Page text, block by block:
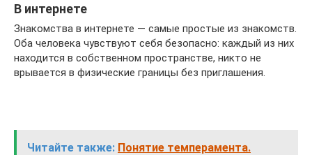
В интернете
Знакомства в интернете — самые простые из знакомств.
Оба человека чувствуют себя безопасно: каждый из них
находится в собственном пространстве, никто не
врывается в физические границы без приглашения.
Читайте также: Понятие темперамента.